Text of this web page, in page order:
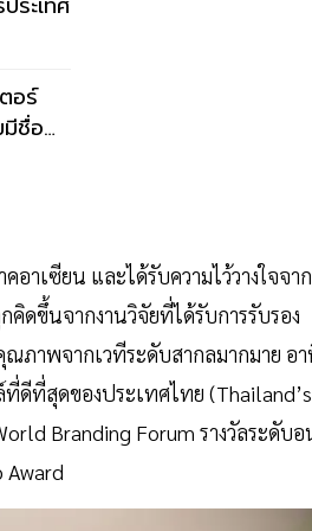
าเซียน และได้รับความไว้วางใจจาก
คิดขึ้นจากงานวิจัยที่ได้รับการรับรอง
ภาพจากเวทีระดับสากลมากมาย อ
ดีที่สุดของประเทศไทย (Thailand’s
Branding Forum รางวัลระดับ
Award